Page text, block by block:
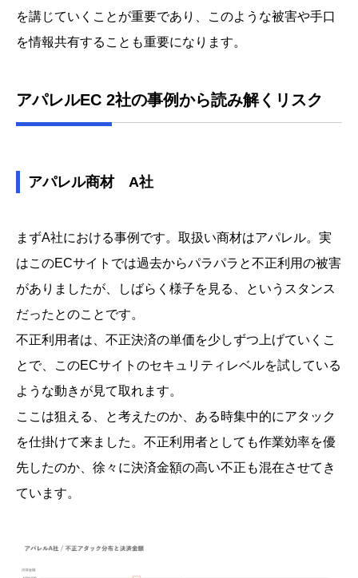
を講じていくことが重要であり、このような被害や手口
を情報共有することも重要になります。
アパレルEC 2社の事例から読み解くリスク
アパレル商材 A社
まずA社における事例です。取扱い商材はアパレル。実
はこのECサイトでは過去からパラパラと不正利用の被害
がありましたが、しばらく様子を見る、というスタンス
だったとのことです。
不正利用者は、不正決済の単価を少しずつ上げていくこ
とで、このECサイトのセキュリティレベルを試している
ような動きが見て取れます。
ここは狙える、と考えたのか、ある時集中的にアタック
を仕掛けて来ました。不正利用者としても作業効率を優
先したのか、徐々に決済金額の高い不正も混在させてき
ています。